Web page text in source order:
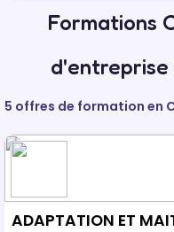
Formations
d'entreprise
5 offres de formation en
ADAPTATION ET